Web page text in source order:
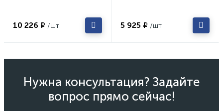
10 226 ₽ /шт 5 925 ₽ /шт
Нужна консультация? Задайте
вопрос прямо сейчас!